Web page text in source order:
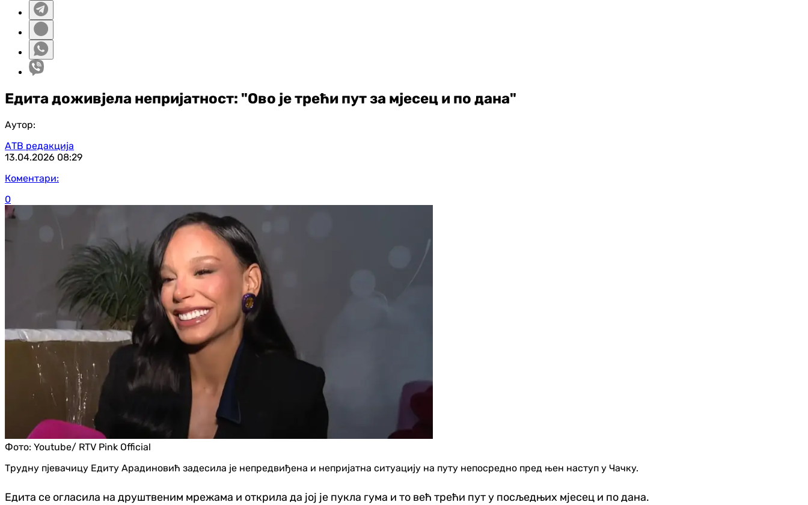
Eдита доживјела непријатност: "Ово је трећи пут за мјесец и по дана"
Аутор:
АТВ редакција
13.04.2026 08:29
Коментари:
0
Фото: Youtube/ RTV Pink Official
Трудну пјевачицу Едиту Арадиновић задесила је непредвиђена и непријатна ситуацију на путу непосредно пред њен наступ у Чачку.
Едита се огласила на друштвеним мрежама и открила да јој је пукла гума и то већ трећи пут у посљедњих мјесец и по дана.